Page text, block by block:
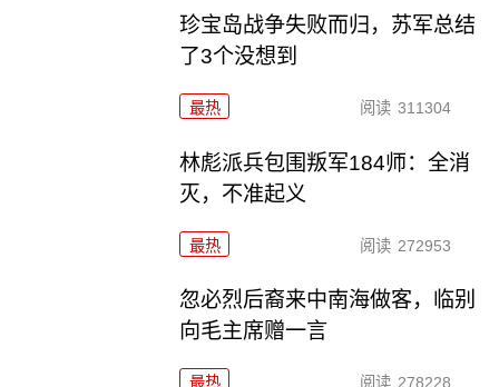
珍宝岛战争失败而归，苏军总结
了3个没想到
最热 阅读 311304
林彪派兵包围叛军184师：全消
灭，不准起义
最热 阅读 272953
忽必烈后裔来中南海做客，临别
向毛主席赠一言
最热 阅读 278228